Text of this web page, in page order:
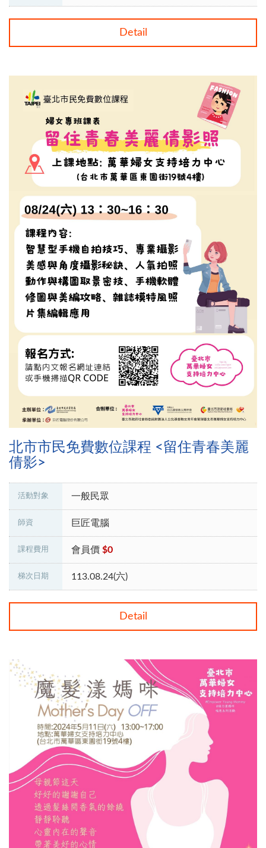
Detail
北市市民免費數位課程 <留住青春美麗
倩影>
活動對象 一般民眾
師資 巨匠電腦
課程費用 會員價 $0
梯次日期 113.08.24(六)
Detail